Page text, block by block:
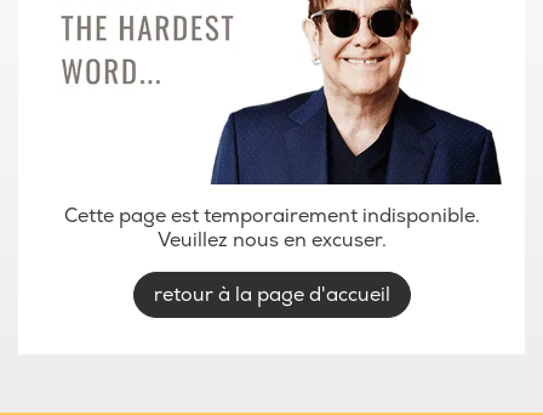
Cette page est temporairement indisponible.
Veuillez nous en excuser.
retour à la page d'accueil